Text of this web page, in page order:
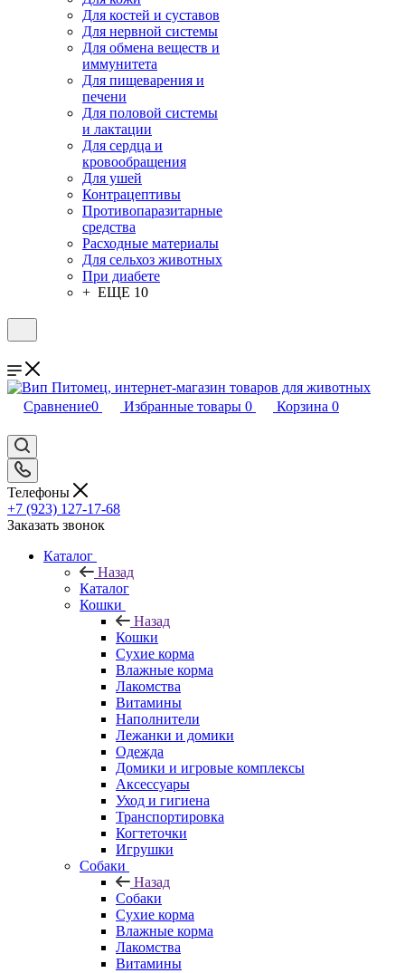
Для костей и суставов
Для нервной системы
Для обмена веществ и
иммунитета
Для пищеварения и
печени
Для половой системы
и лактации
Для сердца и
кровообращения
Для ушей
Контрацептивы
Противопаразитарные
средства
Расходные материалы
Для сельхоз животных
При диабете
+ ЕЩЕ 10
Сравнение0 Избранные товары 0 Корзина 0
Телефоны
+7 (923) 127-17-68
Заказать звонок
Каталог
Назад
Каталог
Кошки
Назад
Кошки
Сухие корма
Влажные корма
Лакомства
Витамины
Наполнители
Лежанки и домики
Одежда
Домики и игровые комплексы
Аксессуары
Уход и гигиена
Транспортировка
Когтеточки
Игрушки
Собаки
Назад
Собаки
Сухие корма
Влажные корма
Лакомства
Витамины